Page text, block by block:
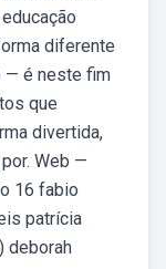
diferente
— é neste fim
que
divertida,
Web —
16 fabio
patrícia
deborah